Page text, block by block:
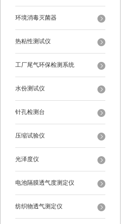
环境消毒灭菌器
热粘性测试仪
工厂尾气环保检测系统
水份测试仪
针孔检测台
压缩试验仪
光泽度仪
电池隔膜透气度测定仪
纺织物透气测定仪